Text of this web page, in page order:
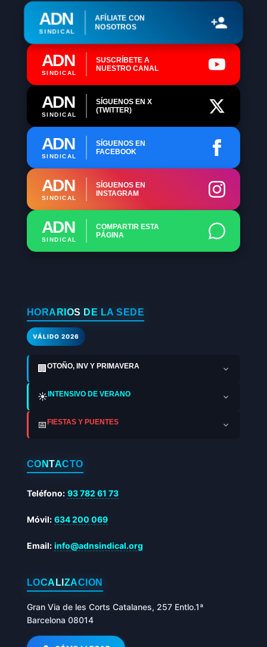
ADN
SINDICAL
AFÍLIATE CON
NOSOTROS
ADN
SINDICAL
SUSCRÍBETE A
NUESTRO CANAL
ADN
SINDICAL
SÍGUENOS EN X
(TWITTER)
ADN
SINDICAL
SÍGUENOS EN
FACEBOOK
ADN
SINDICAL
SÍGUENOS EN
INSTAGRAM
ADN
SINDICAL
COMPARTIR ESTA
PÁGINA
HORARIOS DE LA SEDE
VÁLIDO 2026
🏢 OTOÑO, INV Y PRIMAVERA
☀️INTENSIVO DE VERANO
📅FIESTAS Y PUENTES
CONTACTO
Teléfono: 93 782 61 73
Móvil: 634 200 069
Email: info@adnsindical.org
LOCALIZACIÓN
Gran Via de les Corts Catalanes, 257 Entlo.1ª
Barcelona 08014